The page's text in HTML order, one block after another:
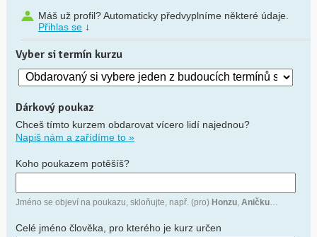
Máš už profil? Automaticky předvyplníme některé údaje.
Přihlas se↓
Vyber si termín kurzu
Dárkový poukaz
Chceš tímto kurzem obdarovat vícero lidí najednou?
Napiš nám a zařídíme to »
Koho poukazem potěšíš?
Jméno se objeví na poukazu, skloňujte, např. (pro) Honzu, Aničku…
Celé jméno člověka, pro kterého je kurz určen